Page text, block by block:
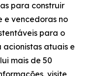
para construir
e vencedoras no
para o
atuais e
mais de 50